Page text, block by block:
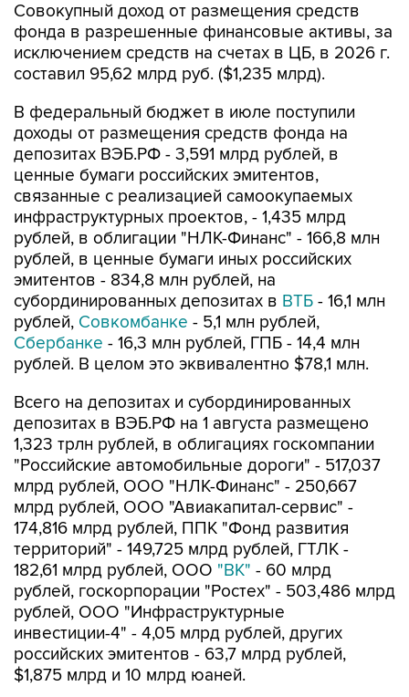
Совокупный доход от размещения средств
фонда в разрешенные финансовые активы, за
исключением средств на счетах в ЦБ, в 2026 г.
составил 95,62 млрд руб. ($1,235 млрд).
В федеральный бюджет в июле поступили
доходы от размещения средств фонда на
депозитах ВЭБ.РФ - 3,591 млрд рублей, в
ценные бумаги российских эмитентов,
связанные с реализацией самоокупаемых
инфраструктурных проектов, - 1,435 млрд
рублей, в облигации "НЛК-Финанс" - 166,8 млн
рублей, в ценные бумаги иных российских
эмитентов - 834,8 млн рублей, на
субординированных депозитах в ВТБ - 16,1 млн
рублей, Совкомбанке - 5,1 млн рублей,
Сбербанке - 16,3 млн рублей, ГПБ - 14,4 млн
рублей. В целом это эквивалентно $78,1 млн.
Всего на депозитах и субординированных
депозитах в ВЭБ.РФ на 1 августа размещено
1,323 трлн рублей, в облигациях госкомпании
"Российские автомобильные дороги" - 517,037
млрд рублей, ООО "НЛК-Финанс" - 250,667
млрд рублей, ООО "Авиакапитал-сервис" -
174,816 млрд рублей, ППК "Фонд развития
территорий" - 149,725 млрд рублей, ГТЛК -
182,61 млрд рублей, ООО "ВК" - 60 млрд
рублей, госкорпорации "Ростех" - 503,486 млрд
рублей, ООО "Инфраструктурные
инвестиции-4" - 4,05 млрд рублей, других
российских эмитентов - 63,7 млрд рублей,
$1,875 млрд и 10 млрд юаней.